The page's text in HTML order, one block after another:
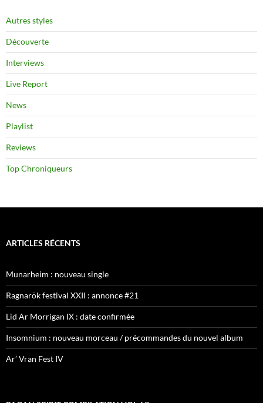
Autres styles
Découverte
Interviews
Live Report
News
Playlist
Reviews
Top Chroniqueurs
ARTICLES RÉCENTS
Munarheim : nouveau single
Ragnarök festival XXII : annonce #21
Lid Ar Morrigan IX : date confirmée
Insomnium : nouveau morceau / précommandes du nouvel album
Ar’ Vran Fest IV